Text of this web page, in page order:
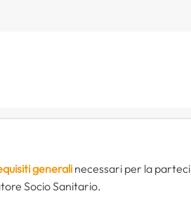
generalinecessari per la
Socio Sanitario.